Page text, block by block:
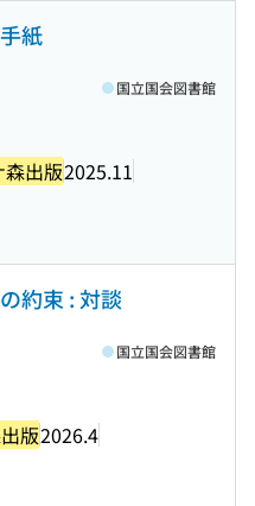
紙
森出版2025.11
国立国会図書館
約束 : 対談
版2026.4
国立国会図書館